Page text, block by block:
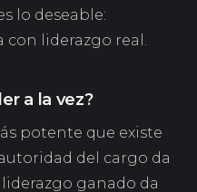
lo deseable:
liderazgo real.
a la vez?
potente que existe
del cargo da
ganado da